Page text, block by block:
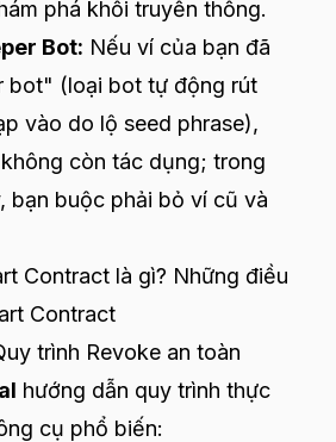
phá khối truyền thống.
Bot: Nếu ví của bạn đã
bot" (loại bot tự động rút
vào do lộ seed phrase),
còn tác dụng; trong
bạn buộc phải bỏ ví cũ và
Contract là gì? Những điều
Contract
trình Revoke an toàn
hướng dẫn quy trình thực
cụ phổ biến: